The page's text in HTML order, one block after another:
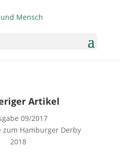
Artikel
09/2017
zum Hamburger Derby
2018